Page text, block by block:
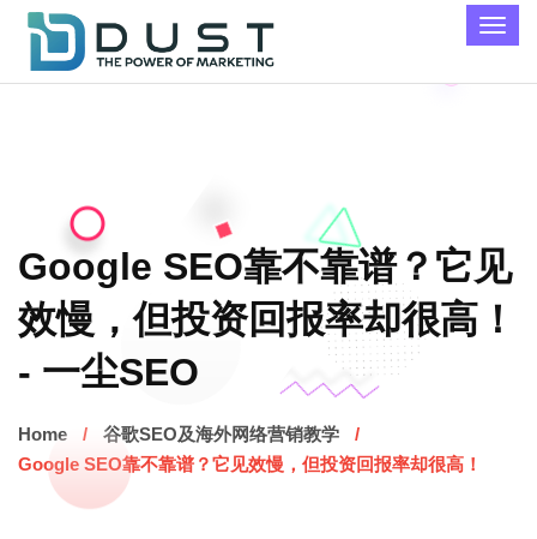
Google SEO靠不靠谱？它见
效慢，但投资回报率却很高！
- 一尘SEO
Home
谷歌SEO及海外网络营销教学
Google SEO靠不靠谱？它见效慢，但投资回报率却很高！